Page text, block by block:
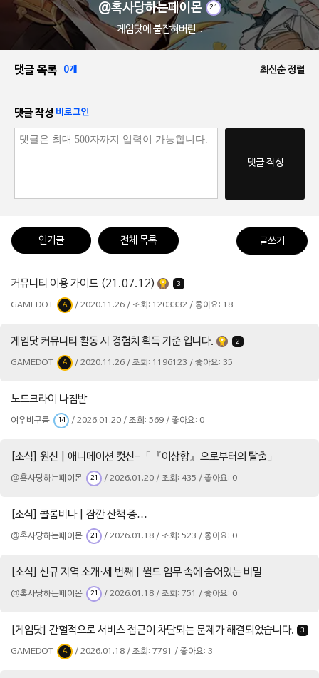
@혹사당하는페이몬 21
게임닷에 붙잡혀버린...
댓글 목록 0개 최신순 정렬
댓글 작성 비로그인
댓글 작성
인기글 전체 목록 글쓰기
커뮤니티 이용 가이드 (21.07.12) 3
GAMEDOT A / 2020.11.26 / 조회: 1203332 / 좋아요: 18
게임닷 커뮤니티 활동 시 경험치 획득 기준 입니다. 2
GAMEDOT A / 2020.11.26 / 조회: 1196123 / 좋아요: 35
노드크라이 나침반
여우비구름 14 / 2026.01.20 / 조회: 569 / 좋아요: 0
[소식] 원신 | 애니메이션 컷신-「『이상향』으로부터의 탈출」
@혹사당하는페이몬 21 / 2026.01.20 / 조회: 435 / 좋아요: 0
[소식] 콜롬비나 | 잠깐 산책 중…
@혹사당하는페이몬 21 / 2026.01.18 / 조회: 523 / 좋아요: 0
[소식] 신규 지역 소개·세 번째 | 월드 임무 속에 숨어있는 비밀
@혹사당하는페이몬 21 / 2026.01.18 / 조회: 751 / 좋아요: 0
[게임닷] 간헐적으로 서비스 접근이 차단되는 문제가 해결되었습니다. 3
GAMEDOT A / 2026.01.18 / 조회: 7791 / 좋아요: 3